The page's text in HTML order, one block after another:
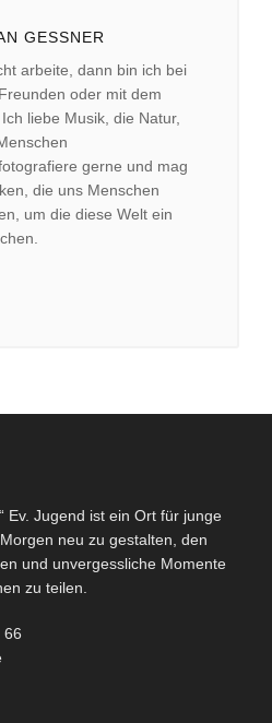
GESSNER
arbeite, dann bin ich bei
oder mit dem
liebe Musik, die Natur,
gerne und mag
die uns Menschen
um die diese Welt ein
Ev. Jugend ist ein Ort für junge
neu zu gestalten, den
und unvergessliche Momente
zu teilen.
66